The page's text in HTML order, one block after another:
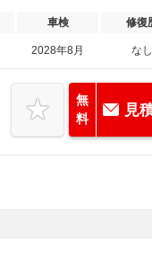
車検 修復
2028年8月 なし
無
料
見